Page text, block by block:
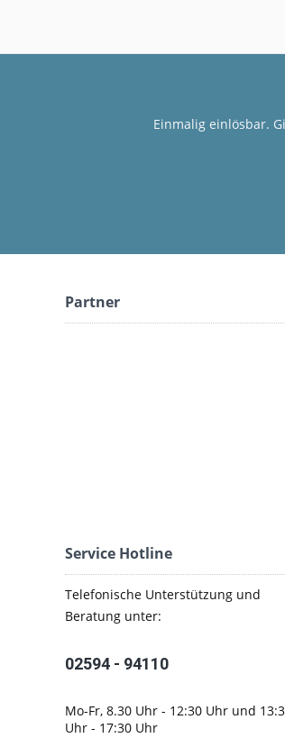
Einmalig einlösbar.
Partner
Service Hotline
Telefonische Unterstützung und
Beratung unter:
02594 - 94110
Mo-Fr, 8.30 Uhr - 12:30 Uhr und
Uhr - 17:30 Uhr